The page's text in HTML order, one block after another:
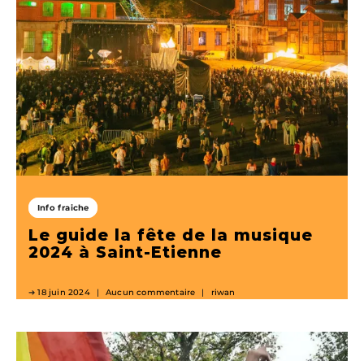
Info fraiche
Le guide la fête de la musique
2024 à Saint-Etienne
18 juin 2024 Aucun commentaire riwan